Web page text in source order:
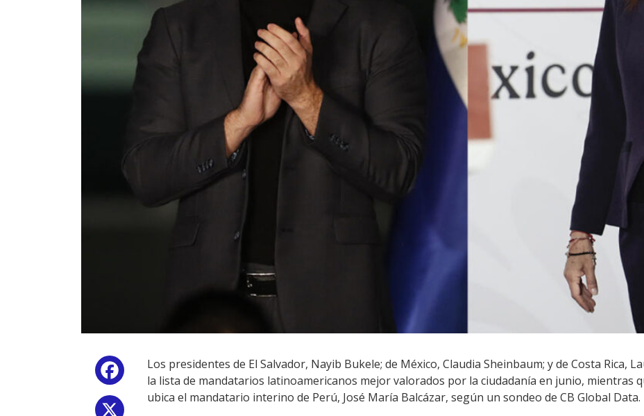
Facebook
Los presidentes de El Salvador, Nayib Bukele; de México, Claudia Sheinbaum; y de Costa Rica,
la lista de mandatarios latinoamericanos mejor valorados por la ciudadanía en junio, mientras
ubica el mandatario interino de Perú, José María Balcázar, según un sondeo de CB Global Data.